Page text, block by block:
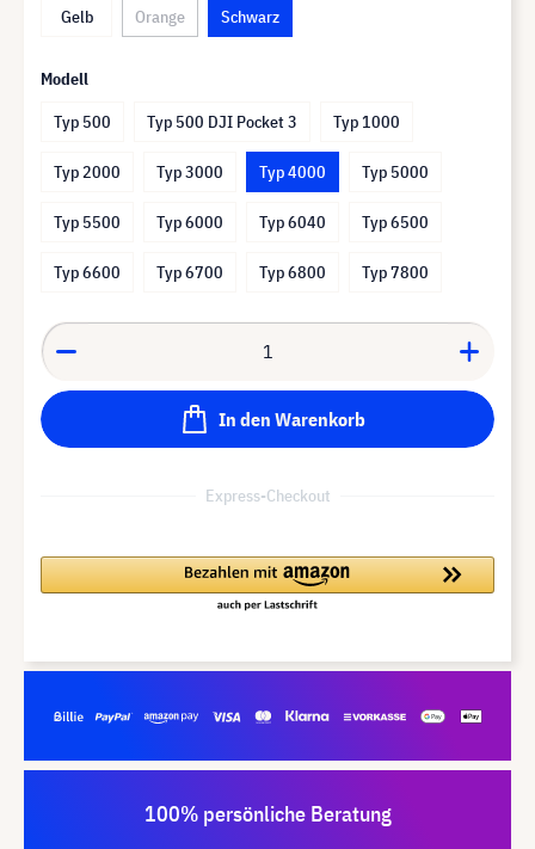
Gelb
Orange Schwarz
Modell
Typ 500
Typ 500 DJI Pocket 3 Typ 1000
Typ 2000 Typ 3000 Typ 4000 Typ 5000
Typ 5500 Typ 6000 Typ 6040 Typ 6500
Typ 6600 Typ 6700 Typ 6800 Typ 7800
In den Warenkorb
Express-Checkout
100% persönliche Beratung